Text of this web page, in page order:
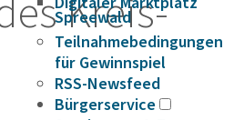
Spreewald
Teilnahmebedingungen
für Gewinnspiel
RSS-Newsfeed
Bürgerservice
Kreis­